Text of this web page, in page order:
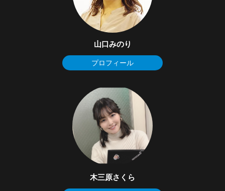
山口みのり
プロフィール
木三原さくら